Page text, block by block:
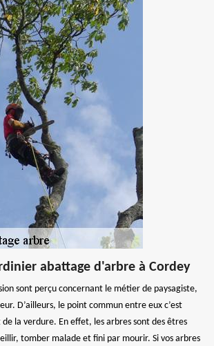
abattage d'arbre à Cordey
sont perçu concernant le métier de paysagiste,
D’ailleurs, le point commun entre eux c’est
de la verdure. En effet, les arbres sont des êtres
tomber malade et fini par mourir. Si vos arbres